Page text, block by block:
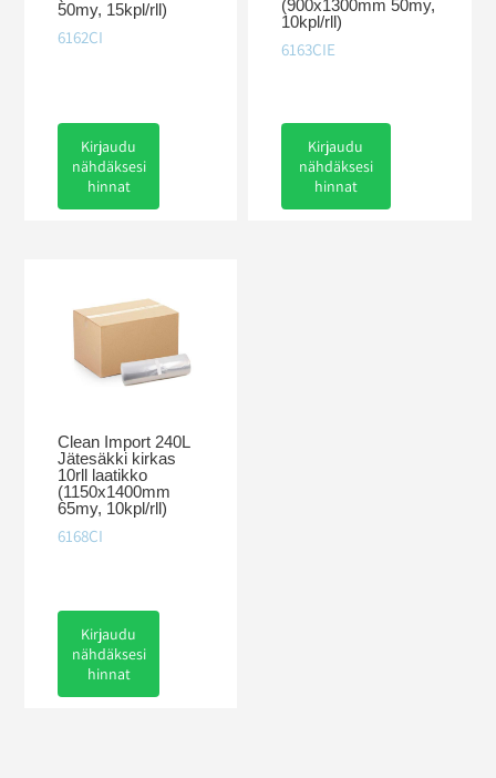
50my, 15kpl/rll)
6162CI
Kirjaudu
nähdäksesi
hinnat
(900x1300mm 50my,
10kpl/rll)
6163CIE
Kirjaudu
nähdäksesi
hinnat
Clean Import 240L
Jätesäkki kirkas
10rll laatikko
(1150x1400mm
65my, 10kpl/rll)
6168CI
Kirjaudu
nähdäksesi
hinnat